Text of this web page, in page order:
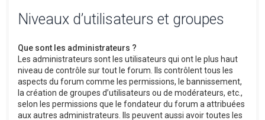
Niveaux d’utilisateurs et groupes
Que sont les administrateurs ?
Les administrateurs sont les utilisateurs qui ont le plus haut
niveau de contrôle sur tout le forum. Ils contrôlent tous les
aspects du forum comme les permissions, le bannissement,
la création de groupes d’utilisateurs ou de modérateurs, etc.,
selon les permissions que le fondateur du forum a attribuées
aux autres administrateurs. Ils peuvent aussi avoir toutes les